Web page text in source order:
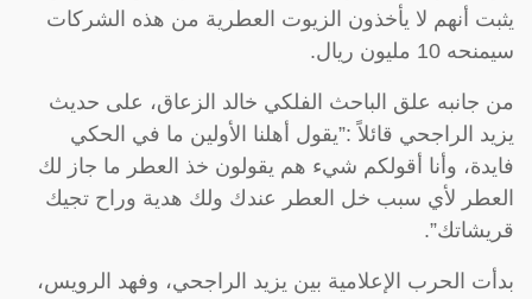
يثبت أنهم لا يأخذون الزيوت العطرية من هذه الشركات
سيمنحه 10 مليون ريال.
من جانبه علق الباحث الفلكي خالد الزعاق، على حديث
يزيد الراجحي قائلاً :”يقول أهلنا الأولين ما في الحكي
فايدة، وأنا أقولكم شيء هم يقولون خذ العطر ما جاز لك
العطر لأي سبب خل العطر عندك ولك هدية وراح تجيك
قريشاتك”.
بدأت الحرب الإعلامية بين يزيد الراجحي، وفهد الرويس،